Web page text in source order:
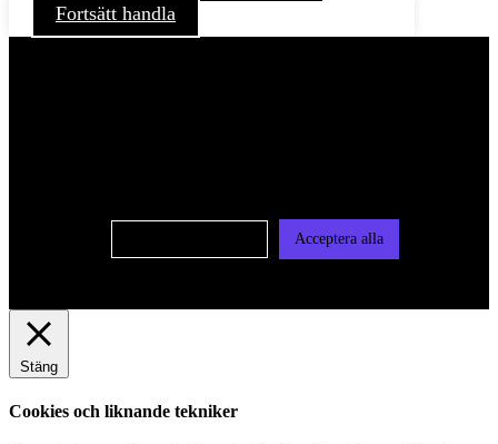
Fortsätt handla
Acceptera alla
Stäng
Cookies och liknande tekniker